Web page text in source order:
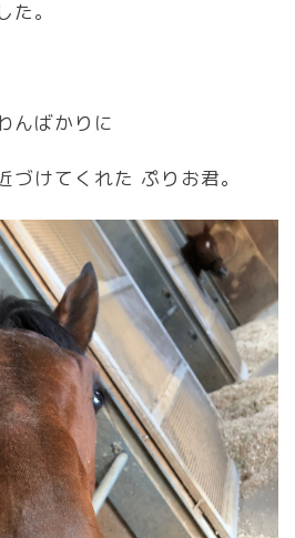
。
んばかりに
づけてくれた ぷりお君。